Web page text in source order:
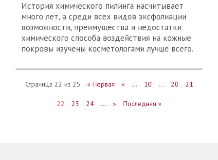
История химического пилинга насчитывает
много лет, а среди всех видов эксфолиации
возможности, преимущества и недостатки
химического способа воздействия на кожные
покровы изучены косметологами лучше всего.
Страница 22 из 25 « Первая « … 10 … 20 21
22 23 24 … » Последняя »